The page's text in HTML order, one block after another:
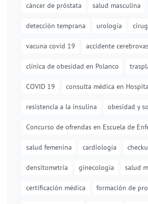
cáncer de próstata salud masculina
detección temprana urología
vacuna covid 19 accidente
clínica de obesidad en Polanco
COVID 19 consulta médica en
resistencia a la insulina obesidad y
Concurso de ofrendas en Escuela de
salud femenina cardiología
densitometría ginecología salud
certificación médica formación de